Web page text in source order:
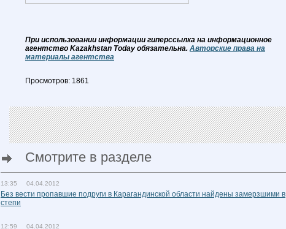
При использовании информации гиперссылка на информационное
агентство Kazakhstan Today обязательна. Авторские права на
материалы агентства
Просмотров: 1861
Смотрите в разделе
13:35 04.04.2012
Без вести пропавшие подруги в Карагандинской области найдены замерзшими в
степи
12:59 04.04.2012